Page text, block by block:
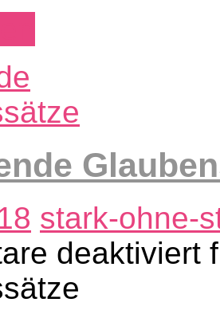
stark-ohne-
deaktiviert